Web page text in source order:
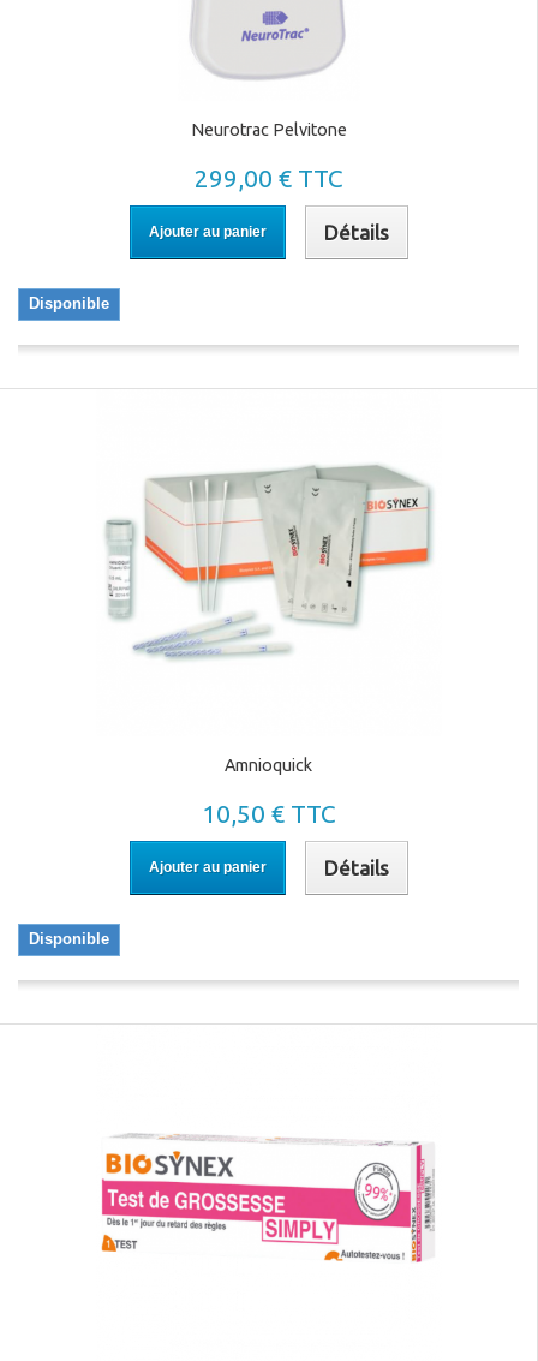
Neurotrac Pelvitone
299,00 € TTC
Ajouter au panier Détails
Disponible
Amnioquick
10,50 € TTC
Ajouter au panier Détails
Disponible